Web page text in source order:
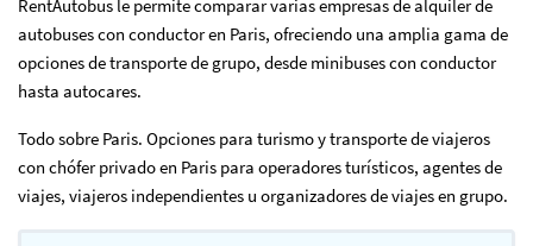
RentAutobus le permite comparar varias empresas de alquiler de
autobuses con conductor en Paris, ofreciendo una amplia gama de
opciones de transporte de grupo, desde minibuses con conductor
hasta autocares.
Todo sobre Paris. Opciones para turismo y transporte de viajeros
con chófer privado en Paris para operadores turísticos, agentes de
viajes, viajeros independientes u organizadores de viajes en grupo.